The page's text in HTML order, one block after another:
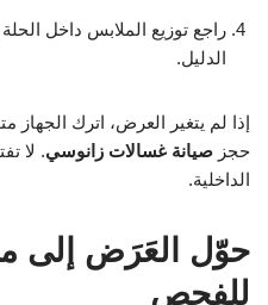
راجع توزيع الملابس داخل
الدليل.
إذا لم يتغير العرض، اترك
حجز صيانة غسالات زانوسي. لا
الداخلية.
حوّل العَرَض إلى
للفحص